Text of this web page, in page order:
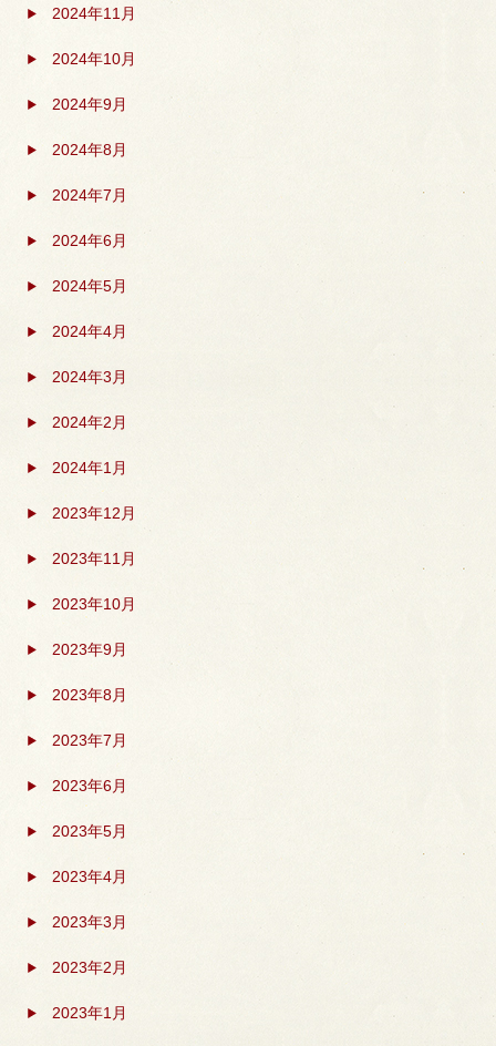
2024年11月
2024年10月
2024年9月
2024年8月
2024年7月
2024年6月
2024年5月
2024年4月
2024年3月
2024年2月
2024年1月
2023年12月
2023年11月
2023年10月
2023年9月
2023年8月
2023年7月
2023年6月
2023年5月
2023年4月
2023年3月
2023年2月
2023年1月